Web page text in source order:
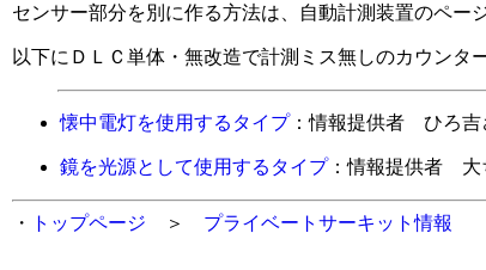
センサー部分を別に作る方法は、自動計測装置のペー
以下にＤＬＣ単体・無改造で計測ミス無しのカウンタ
懐中電灯を使用するタイプ：情報提供者 ひろ吉
鏡を光源として使用するタイプ：情報提供者 大
・ トップページ ＞ プライベートサーキット情報